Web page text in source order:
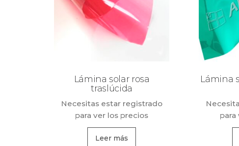
Lámina solar rosa
traslúcida
Necesitas estar registrado
para ver los precios
Leer más
Lámina
para